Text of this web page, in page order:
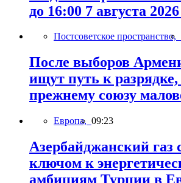
до 16:00 7 августа 2026
Постсоветское пространство,
После выборов
ищут путь к разрядке,
прежнему союзу
Европа, 09:23
Азербайджанский газ
ключом к
амбициям Турции в